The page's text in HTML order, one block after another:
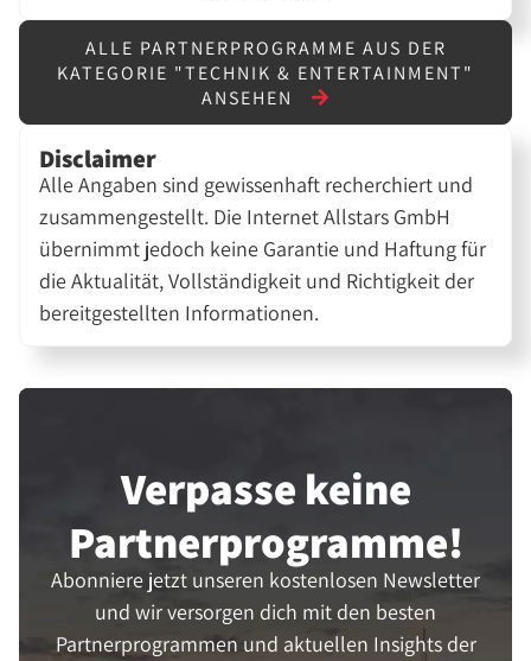
ALLE PARTNERPROGRAMME AUS DER
KATEGORIE "TECHNIK & ENTERTAINMENT"
ANSEHEN
Disclaimer
Alle Angaben sind gewissenhaft recherchiert und
zusammengestellt. Die Internet Allstars GmbH
übernimmt jedoch keine Garantie und Haftung für
die Aktualität, Vollständigkeit und Richtigkeit der
bereitgestellten Informationen.
Verpasse keine
Partner­programme!
Abonniere jetzt unseren kostenlosen Newsletter
und wir versorgen dich mit den besten
Partnerprogrammen und aktuellen Insights der